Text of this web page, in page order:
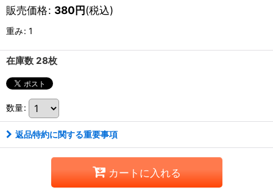
販売価格: 380円(税込)
重み: 1
在庫数 28枚
数量:
返品特約に関する重要事項
カートに入れる